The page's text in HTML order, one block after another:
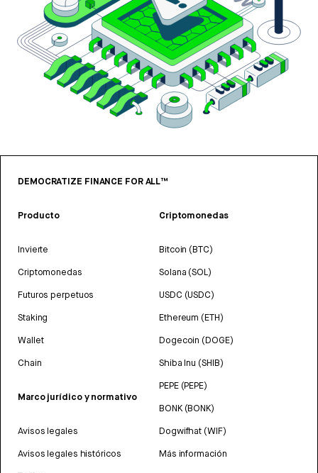
DEMOCRATIZE FINANCE FOR ALL™
Producto
Invierte
Criptomonedas
Futuros perpetuos
Staking
Wallet
Chain
Marco jurídico y normativo
Avisos legales
Avisos legales históricos
Criptomonedas
Bitcoin (BTC)
Solana (SOL)
USDC (USDC)
Ethereum (ETH)
Dogecoin (DOGE)
Shiba Inu (SHIB)
PEPE (PEPE)
BONK (BONK)
Dogwifhat (WIF)
Más información